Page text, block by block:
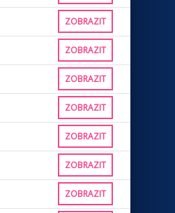
ZOBRAZIT
ZOBRAZIT
ZOBRAZIT
ZOBRAZIT
ZOBRAZIT
ZOBRAZIT
ZOBRAZIT